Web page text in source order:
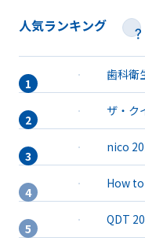
人気ランキング
歯科衛
ザ・ク
nico
How to
QDT